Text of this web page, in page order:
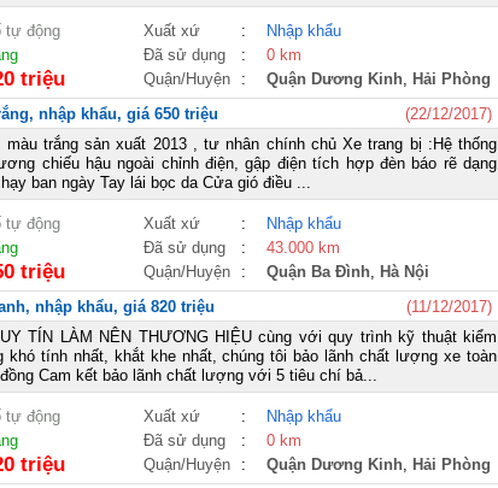
tự động Xuất xứ :
Nhập khẩu
Đã sử dụng :
0 km
triệu Quận/Huyện : Quận Dương Kinh, Hải Phòng
nhập khẩu, giá 650 triệu
(22/12/2017)
màu trắng sản xuất 2013 , tư nhân chính chủ Xe trang bị :Hệ thống
chiếu hậu ngoài chỉnh điện, gập điện tích hợp đèn báo rẽ dạng
ban ngày Tay lái bọc da Cửa gió điều ...
tự động Xuất xứ :
Nhập khẩu
Đã sử dụng :
43.000 km
triệu Quận/Huyện : Quận Ba Đình, Hà Nội
nhập khẩu, giá 820 triệu
(11/12/2017)
TÍN LÀM NÊN THƯƠNG HIỆU cùng với quy trình kỹ thuật kiểm
khó tính nhất, khắt khe nhất, chúng tôi bảo lãnh chất lượng xe toàn
Cam kết bảo lãnh chất lượng với 5 tiêu chí bả...
tự động Xuất xứ :
Nhập khẩu
Đã sử dụng :
0 km
triệu Quận/Huyện : Quận Dương Kinh, Hải Phòng